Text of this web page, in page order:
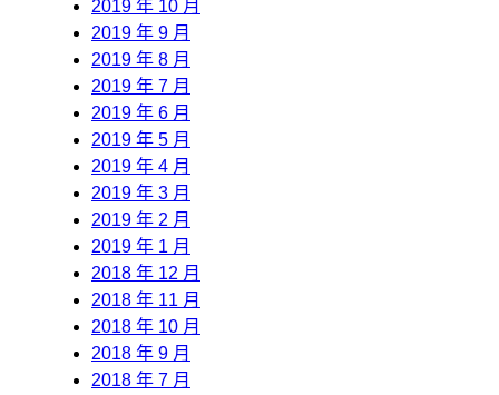
2019 年 10 月
2019 年 9 月
2019 年 8 月
2019 年 7 月
2019 年 6 月
2019 年 5 月
2019 年 4 月
2019 年 3 月
2019 年 2 月
2019 年 1 月
2018 年 12 月
2018 年 11 月
2018 年 10 月
2018 年 9 月
2018 年 7 月